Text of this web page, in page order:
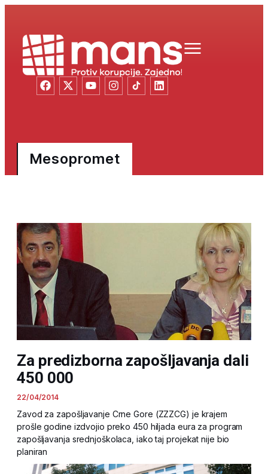
Mesopromet
Za predizborna zapošljavanja dali
450 000
22/04/2014
Zavod za zapošljavanje Crne Gore (ZZZCG) je krajem
prošle godine izdvojio preko 450 hiljada eura za program
zapošljavanja srednjoškolaca, iako taj projekat nije bio
planiran